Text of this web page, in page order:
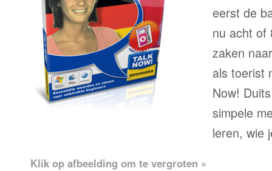
eerst de
nu acht of
zaken
als toerist
Now!
simpele
leren, wie
Klik op afbeelding om te vergroten »